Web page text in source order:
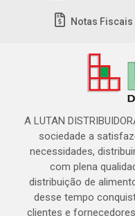
Notas Fiscais
A LUTAN
sociedade a
necessidades,
com plena
distribuição de
desse tempo
clientes e